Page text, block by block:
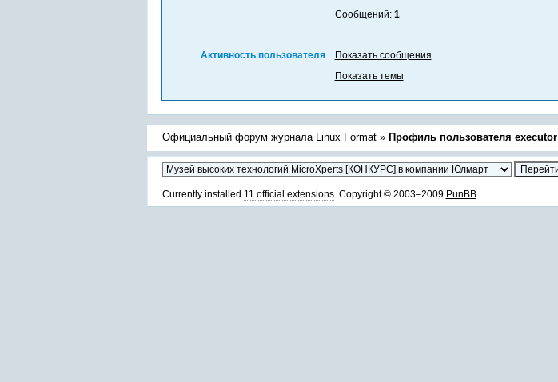
Сообщений: 1
Активность пользователя
Показать сообщения
Показать темы
Официальный форум журнала Linux Format » Профиль пользователя executor
Currently installed 11 official extensions. Copyright © 2003–2009 PunBB.